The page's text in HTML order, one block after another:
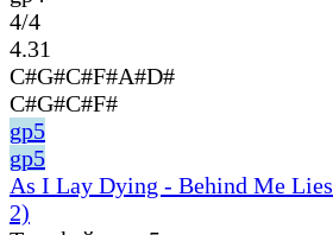
4/4
4.31
C#G#C#F#A#D#
C#G#C#F#
gp5
gp5
As I Lay Dying - Behind Me
2)